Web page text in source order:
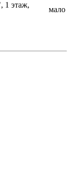
1 этаж,
мало